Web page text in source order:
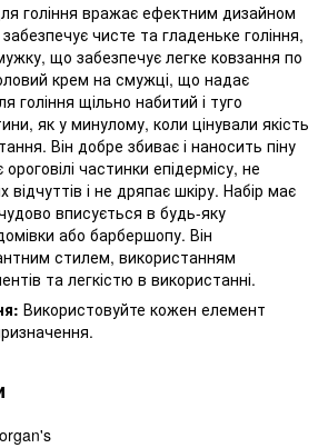
гоління вражає ефектним дизайном
чисте та гладеньке гоління,
що забезпечує легке ковзання по
крем на смужці, що надає
гоління щільно набитий і туго
як у минулому, коли цінували якість
Він добре збиває і наносить піну
частинки епідермісу, не
і не дряпає шкіру. Набір має
вписується в будь-яку
або барбершопу. Він
стилем, використанням
та легкістю в використанні.
Використовуйте кожен елемент